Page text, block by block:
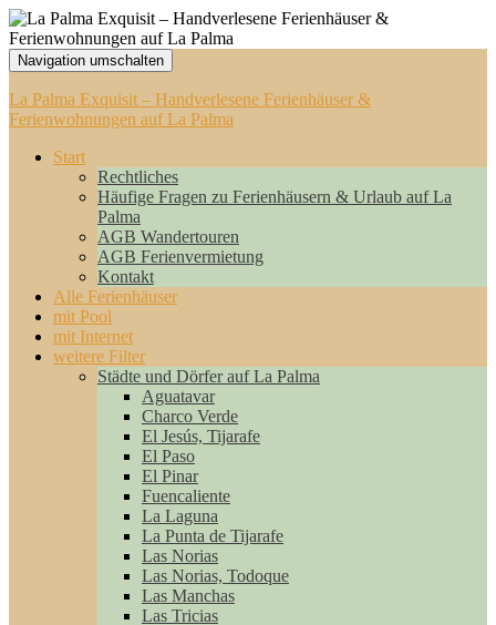
Navigation umschalten
La Palma Exquisit – Handverlesene Ferienhäuser &
Ferienwohnungen auf La Palma
Start
Rechtliches
Häufige Fragen zu Ferienhäusern & Urlaub auf La
Palma
AGB Wandertouren
AGB Ferienvermietung
Kontakt
Alle Ferienhäuser
mit Pool
mit Internet
weitere Filter
Städte und Dörfer auf La Palma
Aguatavar
Charco Verde
El Jesús, Tijarafe
El Paso
El Pinar
Fuencaliente
La Laguna
La Punta de Tijarafe
Las Norias
Las Norias, Todoque
Las Manchas
Las Tricias